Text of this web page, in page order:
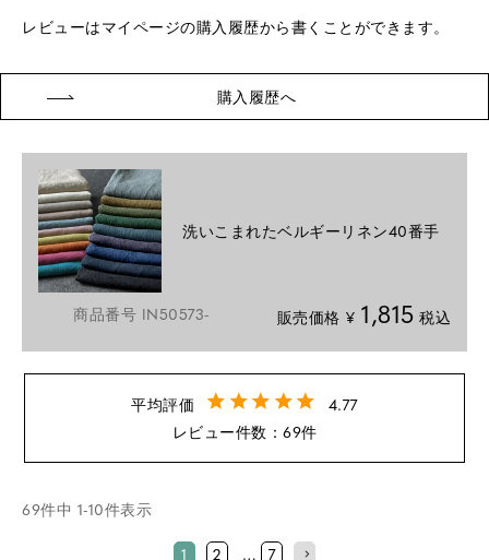
レビューはマイページの購入履歴から書くことができます。
購入履歴へ
洗いこまれたベルギーリネン40番手
商品番号 IN50573- 販売価格 ¥ 1,815 税込
4.77
69
69件中 1-10件表示
1 2 … 7